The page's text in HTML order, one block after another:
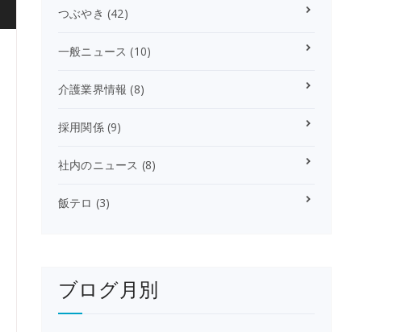
つぶやき (42)
一般ニュース (10)
介護業界情報 (8)
採用関係(9)
社内のニュース (8)
飯テロ (3)
ブログ月別